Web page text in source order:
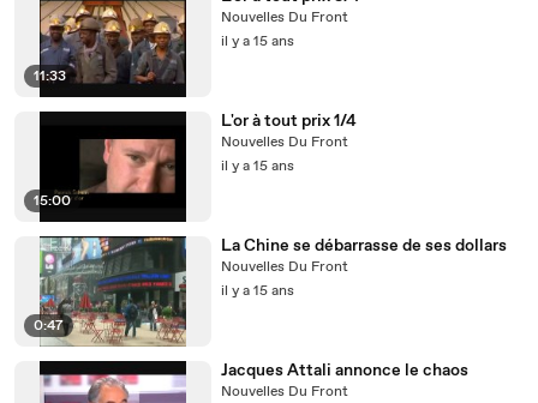
11:33
Nouvelles Du Front
il y a 15 ans
15:00
L'or à tout prix 1/4
Nouvelles Du Front
il y a 15 ans
0:47
La Chine se débarrasse de ses dollars
Nouvelles Du Front
il y a 15 ans
Jacques Attali annonce le chaos
Nouvelles Du Front